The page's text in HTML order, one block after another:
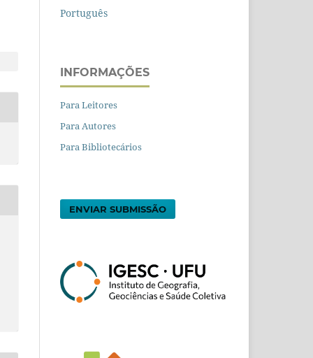
Português
INFORMAÇÕES
Para Leitores
Para Autores
Para Bibliotecários
ENVIAR SUBMISSÃO